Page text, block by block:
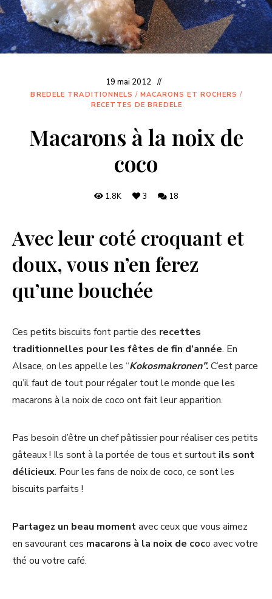
19 mai 2012
BREDELE TRADITIONNELS / MACARONS ET ROCHERS /
RECETTES DE BREDELE
Macarons à la noix de
coco
1.8K 3 18
Avec leur coté croquant et
doux, vous n’en ferez
qu’une bouchée
Ces petits biscuits font partie des recettes
traditionnelles pour les fêtes de fin d’année. En
Alsace, on les appelle les “Kokosmakronen”.C’est parce
qu’il faut de tout pour régaler tout le monde que les
macarons à la noix de coco ont fait leur apparition.
Pas besoin d’être un chef pâtissier pour réaliser ces petits
gâteaux ! Ils sont à la portée de tous et surtout ils sont
délicieux. Pour les fans de noix de coco, ce sont les
biscuits parfaits !
Partagez un beau momentavec ceux que vous aimez
en savourant ces macarons à la noix de coco avec votre
thé ou votre café.